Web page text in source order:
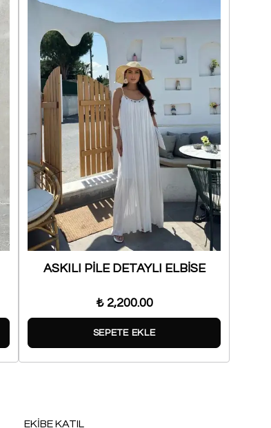
ASKILI PİLE DETAYLI ELBİSE
₺ 2,200.00
SEPETE EKLE
EKİBE KATIL